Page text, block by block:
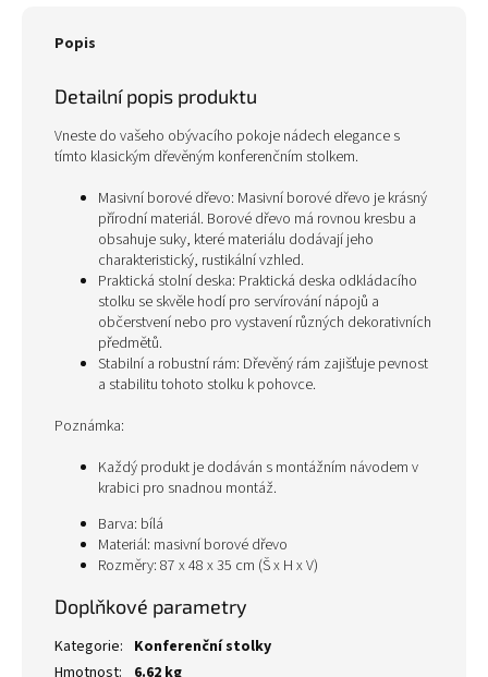
Popis
Detailní popis produktu
Vneste do vašeho obývacího pokoje nádech elegance s
tímto klasickým dřevěným konferenčním stolkem.
Masivní borové dřevo: Masivní borové dřevo je krásný
přírodní materiál. Borové dřevo má rovnou kresbu a
obsahuje suky, které materiálu dodávají jeho
charakteristický, rustikální vzhled.
Praktická stolní deska: Praktická deska odkládacího
stolku se skvěle hodí pro servírování nápojů a
občerstvení nebo pro vystavení různých dekorativních
předmětů.
Stabilní a robustní rám: Dřevěný rám zajišťuje pevnost
a stabilitu tohoto stolku k pohovce.
Poznámka:
Každý produkt je dodáván s montážním návodem v
krabici pro snadnou montáž.
Barva: bílá
Materiál: masivní borové dřevo
Rozměry: 87 x 48 x 35 cm (Š x H x V)
Doplňkové parametry
Kategorie: Konferenční stolky
Hmotnost: 6.62 kg